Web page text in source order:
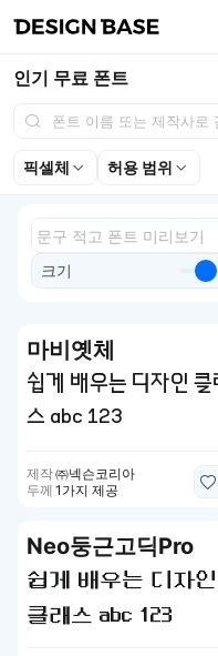
인기 무료 폰트
픽셀체 허용 범위
크기
마비옛체
쉽게 배우는 디자인 클
스 abc 123
제작㈜넥슨코리아
두께 1가지 제공
Neo둥근고딕Pro
쉽게 배우는 디자인
클래스 abc 123